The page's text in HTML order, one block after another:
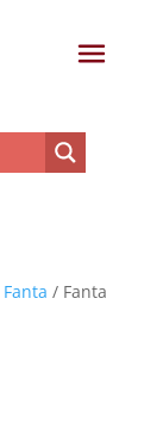
Fanta / Fanta